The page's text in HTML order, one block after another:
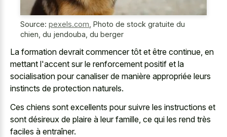
Source: pexels.com Photo de stock gratuite du
chien, du jendouba, du berger
La formation devrait commencer tôt et être continue, en
mettant l'accent sur le renforcement positif et la
socialisation pour canaliser de manière appropriée leurs
instincts de protection naturels.
Ces chiens sont excellents pour suivre les instructions et
sont désireux de plaire à leur famille, ce qui les rend très
faciles à entraîner.